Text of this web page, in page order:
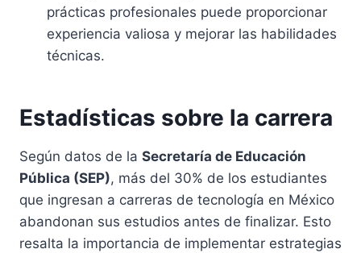
prácticas profesionales puede proporcionar
experiencia valiosa y mejorar las habilidades
técnicas.
Estadísticas sobre la carrera
Según datos de la Secretaría de Educación
Pública (SEP), más del 30% de los estudiantes
que ingresan a carreras de tecnología en México
abandonan sus estudios antes de finalizar. Esto
resalta la importancia de implementar estrategias